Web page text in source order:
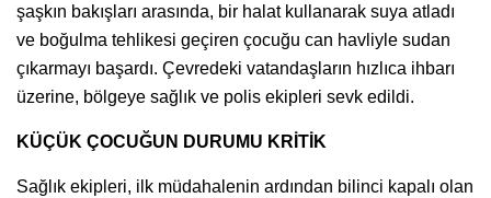
şaşkın bakışları arasında, bir halat kullanarak suya atladı
ve boğulma tehlikesi geçiren çocuğu can havliyle sudan
çıkarmayı başardı. Çevredeki vatandaşların hızlıca ihbarı
üzerine, bölgeye sağlık ve polis ekipleri sevk edildi.
KÜÇÜK ÇOCUĞUN DURUMU KRİTİK
Sağlık ekipleri, ilk müdahalenin ardından bilinci kapalı olan